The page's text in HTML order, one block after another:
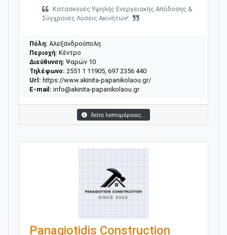
Κατασκευές Υψηλής Ενεργειακής Απόδοσης &
Σύγχρονες Λύσεις Ακινήτων!
Πόλη: Αλεξανδρούπολη
Περιοχή: Κέντρο
Διεύθυνση: Ψαρών 10
Τηλέφωνο: 2551 1 11905, 697 2356 440
Url: https://www.akinita-papanikolaou.gr/
E-mail: info@akinita-papanikolaou.gr
δείτε λεπτομέρειες...
Panagiotidis Construction